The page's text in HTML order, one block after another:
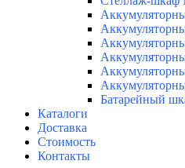
Батарейный
Каталоги
Доставка
Стоимость
Контакты